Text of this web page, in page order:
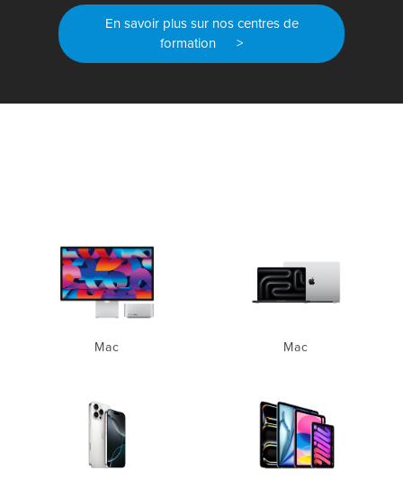
En savoir plus sur nos centres de
formation >
Mac Mac